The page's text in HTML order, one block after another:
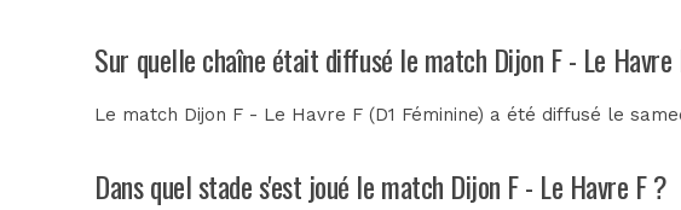
Sur quelle chaîne était diffusé le match Dijon F - Le Havre
Le match Dijon F - Le Havre F (D1 Féminine) a été diffusé le
Dans quel stade s'est joué le match Dijon F - Le Havre F ?